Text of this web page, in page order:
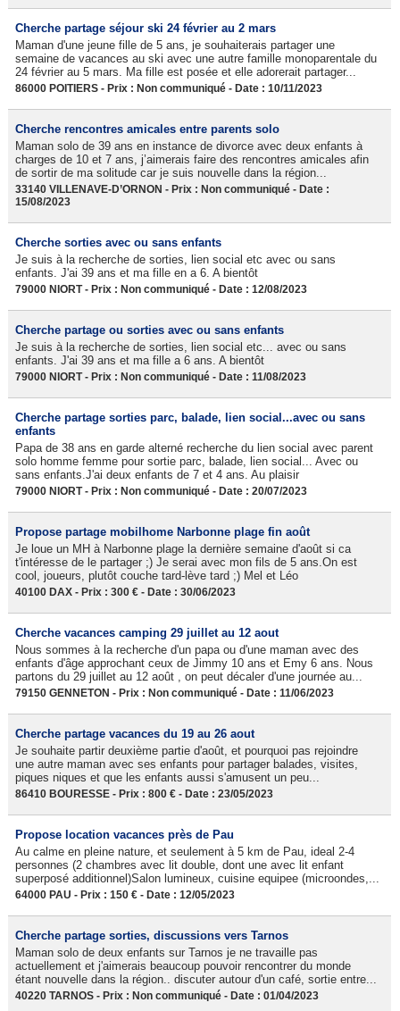
Cherche partage séjour ski 24 février au 2 mars
Maman d'une jeune fille de 5 ans, je souhaiterais partager une
semaine de vacances au ski avec une autre famille monoparentale du
24 février au 5 mars. Ma fille est posée et elle adorerait partager...
86000 POITIERS - Prix : Non communiqué - Date : 10/11/2023
Cherche rencontres amicales entre parents solo
Maman solo de 39 ans en instance de divorce avec deux enfants à
charges de 10 et 7 ans, j’aimerais faire des rencontres amicales afin
de sortir de ma solitude car je suis nouvelle dans la région...
33140 VILLENAVE-D’ORNON - Prix : Non communiqué - Date :
15/08/2023
Cherche sorties avec ou sans enfants
Je suis à la recherche de sorties, lien social etc avec ou sans
enfants. J'ai 39 ans et ma fille en a 6. A bientôt
79000 NIORT - Prix : Non communiqué - Date : 12/08/2023
Cherche partage ou sorties avec ou sans enfants
Je suis à la recherche de sorties, lien social etc... avec ou sans
enfants. J'ai 39 ans et ma fille a 6 ans. A bientôt
79000 NIORT - Prix : Non communiqué - Date : 11/08/2023
Cherche partage sorties parc, balade, lien social...avec ou sans
enfants
Papa de 38 ans en garde alterné recherche du lien social avec parent
solo homme femme pour sortie parc, balade, lien social... Avec ou
sans enfants.J'ai deux enfants de 7 et 4 ans. Au plaisir
79000 NIORT - Prix : Non communiqué - Date : 20/07/2023
Propose partage mobilhome Narbonne plage fin août
Je loue un MH à Narbonne plage la dernière semaine d'août si ca
t'intéresse de le partager ;) Je serai avec mon fils de 5 ans.On est
cool, joueurs, plutôt couche tard-lève tard ;) Mel et Léo
40100 DAX - Prix : 300 € - Date : 30/06/2023
Cherche vacances camping 29 juillet au 12 aout
Nous sommes à la recherche d'un papa ou d'une maman avec des
enfants d'âge approchant ceux de Jimmy 10 ans et Emy 6 ans. Nous
partons du 29 juillet au 12 août , on peut décaler d'une journée au...
79150 GENNETON - Prix : Non communiqué - Date : 11/06/2023
Cherche partage vacances du 19 au 26 aout
Je souhaite partir deuxième partie d'août, et pourquoi pas rejoindre
une autre maman avec ses enfants pour partager balades, visites,
piques niques et que les enfants aussi s'amusent un peu...
86410 BOURESSE - Prix : 800 € - Date : 23/05/2023
Propose location vacances près de Pau
Au calme en pleine nature, et seulement à 5 km de Pau, ideal 2-4
personnes (2 chambres avec lit double, dont une avec lit enfant
superposé additionnel)Salon lumineux, cuisine equipee (microondes,...
64000 PAU - Prix : 150 € - Date : 12/05/2023
Cherche partage sorties, discussions vers Tarnos
Maman solo de deux enfants sur Tarnos je ne travaille pas
actuellement et j'aimerais beaucoup pouvoir rencontrer du monde
étant nouvelle dans la région.. discuter autour d'un café, sortie entre...
40220 TARNOS - Prix : Non communiqué - Date : 01/04/2023